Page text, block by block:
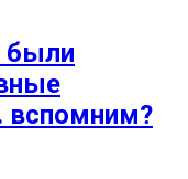
были
вспомним?